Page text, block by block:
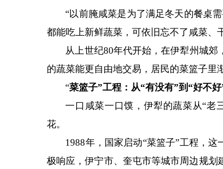
“以前腌咸菜是为了满足冬天的餐桌
都能吃上新鲜蔬菜，可依旧忘不了咸菜、
从上世纪80年代开始，在伊犁州城郊
的蔬菜能更自由地交易，居民的菜篮子里
“菜篮子”工程：从“有没有”到“好不
一口咸菜一口馍，伊犁的蔬菜从“老
花。
1988年，国家启动“菜篮子”工程，
极响应，伊宁市、奎屯市等城市周边规